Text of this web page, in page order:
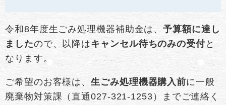
令和8年度生ごみ処理機器補助金は、予算額に達し
ましたので、以降はキャンセル待ちのみの受付と
なります。
ご希望のお客様は、生ごみ処理機器購入前に一般
廃棄物対策課（直通027-321-1253）までご連絡く